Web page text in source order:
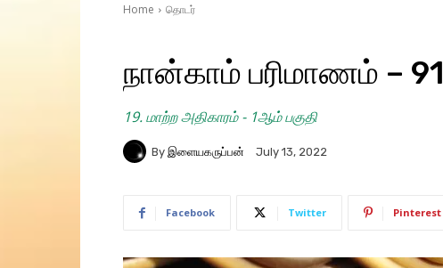
Home தொடர்
நான்காம் பரிமாணம் – 91
19. மாற்ற அதிகாரம் - 1ஆம் பகுதி
By இளையகருப்பன் July 13, 2022
Facebook Twitter Pinterest